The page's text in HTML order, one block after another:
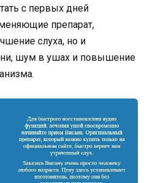
с первых дней
препарат,
слуха, но и
шум в ушах и повышение